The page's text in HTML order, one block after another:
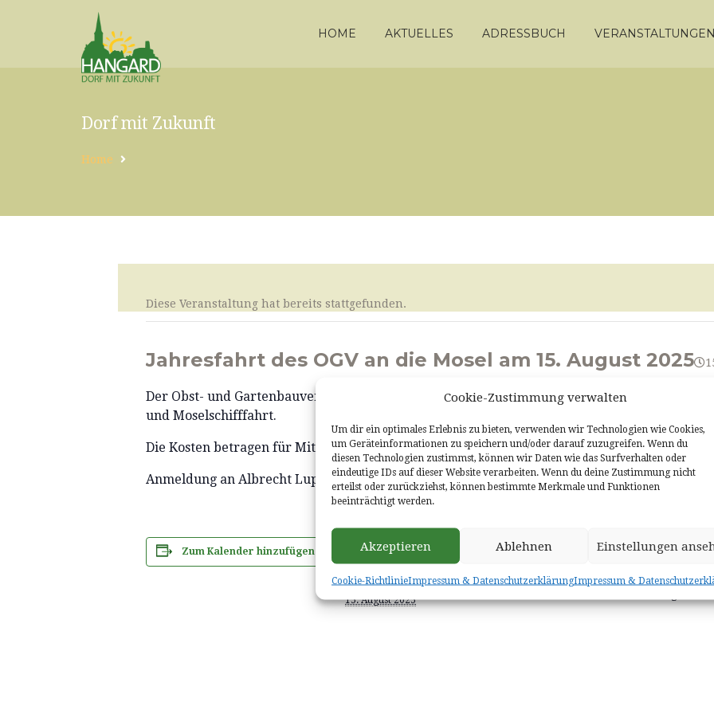
Cookie-Zustimmung verwalten
Um dir ein optimales Erlebnis zu bieten, verwenden wir Technologien wie Cookies,
um Geräteinformationen zu speichern und/oder darauf zuzugreifen. Wenn du
diesen Technologien zustimmst, können wir Daten wie das Surfverhalten oder
eindeutige IDs auf dieser Website verarbeiten. Wenn du deine Zustimmung nicht
erteilst oder zurückziehst, können bestimmte Merkmale und Funktionen
beeinträchtigt werden.
Akzeptieren Ablehnen Einstellungen
Cookie-RichtlinieImpressum & DatenschutzerklärungImpressum &
HOME AKTUELLES ADRESSBUCH VERANSTALTUNGEN
Dorf mit Zukunft
Home
Diese Veranstaltung hat bereits stattgefunden.
Jahresfahrt des OGV an die Mosel am 15. August 2025
Der Obst- und Gartenbauverein Hangard lädt an Mariä Himmelfahrt ein zu einer Fahrt an
und Moselschifffahrt.
Die Kosten betragen für Mitglieder 49 Euro, für Nichtmitglieder 59 Euro.
Anmeldung an Albrecht Lupp 06821 58660 oder Hubert Dausend 06821 89702
Zum Kalender hinzufügen DETAILS
Datum:
15. August 2025
VERANSTALTUNGSORT
Bushaltestelle Ortsmitte
Obst-und